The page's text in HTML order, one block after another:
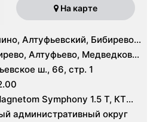
На карте
Алтуфьевский, Бибирево,
Отрадное, Свиблово,
Медведково,
Алтуфьево, Медведково,
Лихоборы,
ш., 66, стр. 1
Symphony 1.5 Т, КТ
УЗИ Toshiba
административный округ